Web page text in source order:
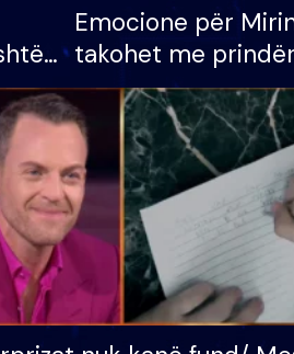
për
Emocione për
takohet me
vajzën dhe
S’kemi ndonjë
apo jo?